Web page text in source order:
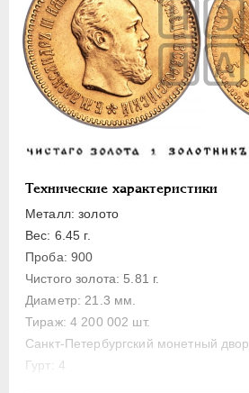
Технические характеристики
Металл: золото
Вес: 6.45 г.
Проба: 900
Чистого золота: 5.81 г.
Диаметр: 21.3 мм.
Тираж: 4 200 002 шт.
Санкт-Петербургский монетный двор
Гурт: 4
ПАВЕЛ I 1796-1801
АЛЕКСАНДР I 1801-1825
НИКОЛАЙ I 1826-1855
АЛЕКСАНДР II 1855-1881
АЛЕКСАНДР III 1881-1894
Золото
10 рублей
5 рублей
3 рубля
Серебро
Медь
Памятные и донативные
Пробные